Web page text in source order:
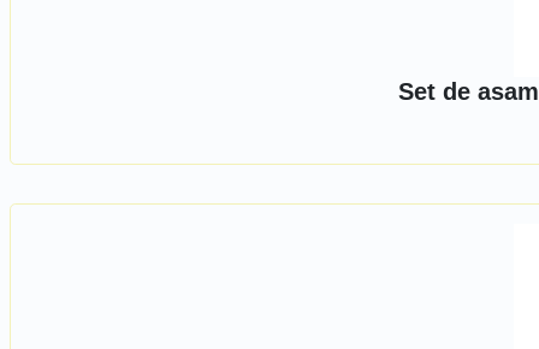
Set de